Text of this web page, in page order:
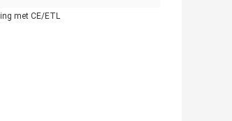
met CE/ETL